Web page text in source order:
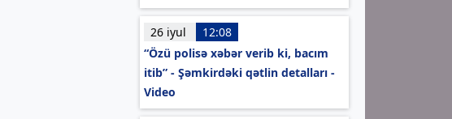
26 iyul
12:08
“Özü polisə xəbər verib ki, bacım
itib” - Şəmkirdəki qətlin detalları -
Video